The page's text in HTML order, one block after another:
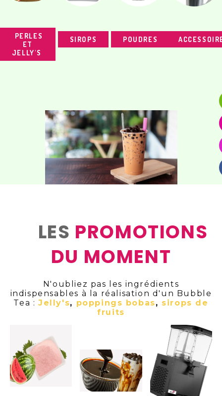
PERLES
ET
JELLY'S
SIROPS POUDRES
LES PROMOTIONS
DU MOMENT
N'oubliez pas les ingrédients
indispensables à la réalisation d'un Bubble
Tea :Jelly's, poppings bobas, sirops de
fruits